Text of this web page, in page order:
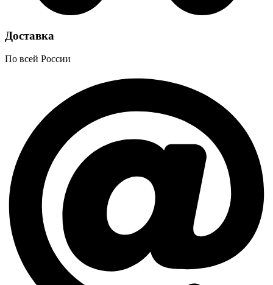
Доставка
По всей России